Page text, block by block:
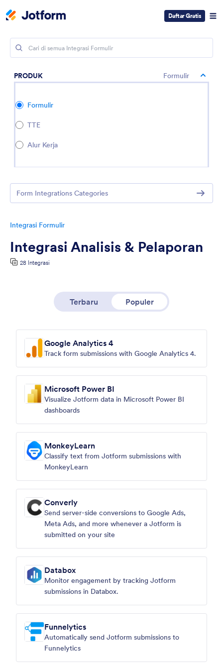
Daftar Gratis
Integrasi Formulir
Integrasi Analisis & Pelaporan
28 Integrasi
Terbaru Populer
Google Analytics 4
Track form submissions with Google Analytics 4.
Microsoft Power BI
Visualize Jotform data in Microsoft Power BI
dashboards
MonkeyLearn
Classify text from Jotform submissions with
MonkeyLearn
Converly
Send server-side conversions to Google Ads,
Meta Ads, and more whenever a Jotform is
submitted on your site
Databox
Monitor engagement by tracking Jotform
submissions in Databox.
Funnelytics
Automatically send Jotform submissions to
Funnelytics
PRODUK Formulir
Formulir
TTE
Alur Kerja
Form Integrations Categories